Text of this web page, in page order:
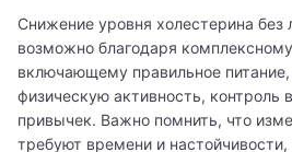
Снижение уровня холестерина без
возможно благодаря
включающему правильное
физическую активность, контроль
привычек. Важно помнить, что
требуют времени и
Врач скорой помощи
Врач УЗИ
Врач физической и
(ФРМ)